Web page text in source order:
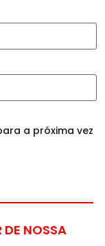
a próxima vez
DE NOSSA